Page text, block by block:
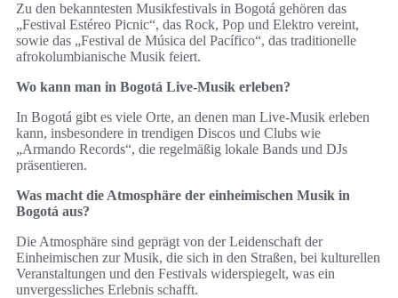
Zu den bekanntesten Musikfestivals in Bogotá gehören das
„Festival Estéreo Picnic“, das Rock, Pop und Elektro vereint,
sowie das „Festival de Música del Pacífico“, das traditionelle
afrokolumbianische Musik feiert.
Wo kann man in Bogotá Live-Musik erleben?
In Bogotá gibt es viele Orte, an denen man Live-Musik erleben
kann, insbesondere in trendigen Discos und Clubs wie
„Armando Records“, die regelmäßig lokale Bands und DJs
präsentieren.
Was macht die Atmosphäre der einheimischen Musik in
Bogotá aus?
Die Atmosphäre sind geprägt von der Leidenschaft der
Einheimischen zur Musik, die sich in den Straßen, bei kulturellen
Veranstaltungen und den Festivals widerspiegelt, was ein
unvergessliches Erlebnis schafft.